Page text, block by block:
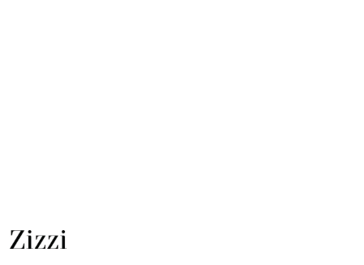
NAZWA
PRODUCENTA: